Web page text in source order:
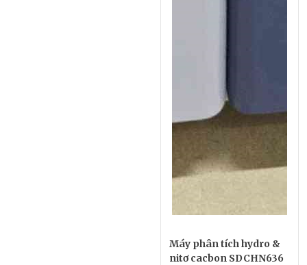
Máy phân tích hydro &
nitơ cacbon SDCHN636